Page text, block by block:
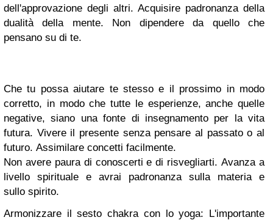
dell'approvazione degli altri. Acquisire padronanza della
dualità della mente. Non dipendere da quello che
pensano su di te.
Che tu possa aiutare te stesso e il prossimo in modo
corretto, in modo che tutte le esperienze, anche quelle
negative, siano una fonte di insegnamento per la vita
futura. Vivere il presente senza pensare al passato o al
futuro. Assimilare concetti facilmente.
Non avere paura di conoscerti e di risvegliarti. Avanza a
livello spirituale e avrai padronanza sulla materia e
sullo spirito.
Armonizzare il sesto chakra con lo yoga: L'importante